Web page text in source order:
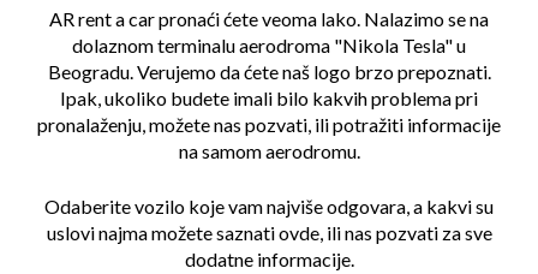
AR rent a car pronaći ćete veoma lako. Nalazimo se na
dolaznom terminalu aerodroma "Nikola Tesla" u
Beogradu. Verujemo da ćete naš logo brzo prepoznati.
Ipak, ukoliko budete imali bilo kakvih problema pri
pronalaženju, možete nas pozvati, ili potražiti informacije
na samom aerodromu.
Odaberite vozilo koje vam najviše odgovara, a kakvi su
uslovi najmamožete saznati ovde, ili nas pozvati za sve
dodatne informacije.